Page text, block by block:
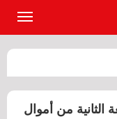
الثانية من أموال